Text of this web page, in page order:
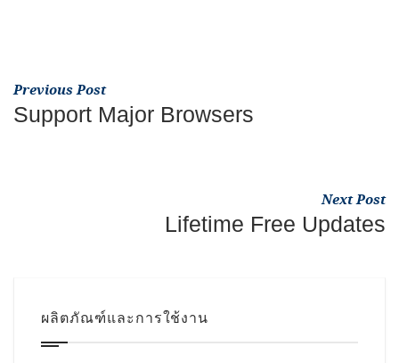
Previous Post
Support Major Browsers
Next Post
Lifetime Free Updates
ผลิตภัณฑ์และการใช้งาน